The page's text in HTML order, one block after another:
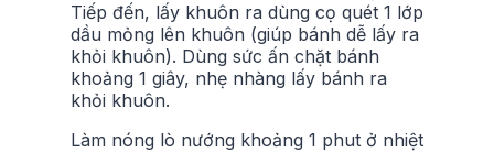
Tiếp đến, lấy khuôn ra dùng cọ quét 1 lớp
dầu mỏng lên khuôn (giúp bánh dễ lấy ra
khỏi khuôn). Dùng sức ấn chặt bánh
khoảng 1 giây, nhẹ nhàng lấy bánh ra
khỏi khuôn.
Làm nóng lò nướng khoảng 1 phut ở nhiệt